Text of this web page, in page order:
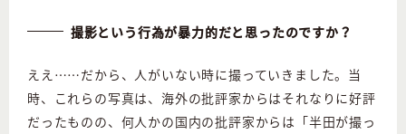
撮影という行為が暴力的だと思ったのですか？
ええ……だから、人がいない時に撮っていきました。当
時、これらの写真は、海外の批評家からはそれなりに好評
だったものの、何人かの国内の批評家からは「半田が撮っ